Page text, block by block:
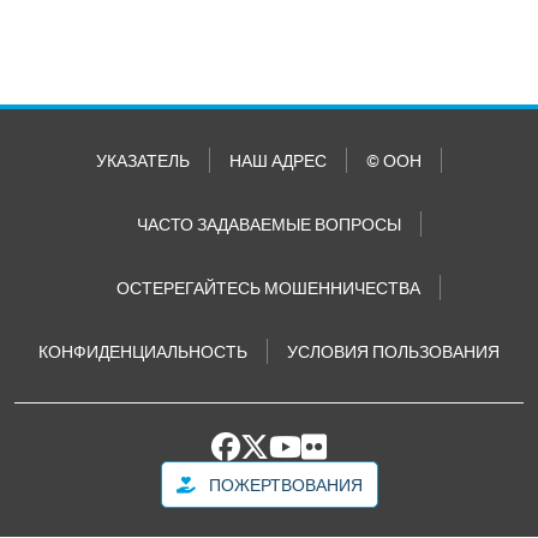
УКАЗАТЕЛЬ НАШ АДРЕС © ООН
ЧАСТО ЗАДАВАЕМЫЕ ВОПРОСЫ
ОСТЕРЕГАЙТЕСЬ МОШЕННИЧЕСТВА
КОНФИДЕНЦИАЛЬНОСТЬ УСЛОВИЯ ПОЛЬЗОВАНИЯ
ПОЖЕРТВОВАНИЯ